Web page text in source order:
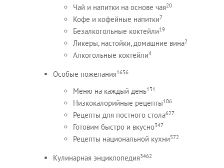
Чай и напитки на основе чая20
Кофе и кофейные напитки7
Безалкогольные коктейли19
Ликеры, настойки, домашние вина2
Алкогольные коктейли4
Особые пожелания1656
Меню на каждый день131
Низкокалорийные рецепты106
Рецепты для постного стола627
Готовим быстро и вкусно347
Рецепты национальной кухни572
Кулинарная энциклопедия3462